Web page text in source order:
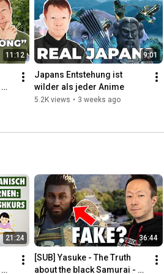
11:12 9:01
Japans Entstehung ist
wilder als jeder Anime
5.2K views • 3 weeks ago
21:24 36:44
[SUB] Yasuke - The Truth
about the black Samurai -